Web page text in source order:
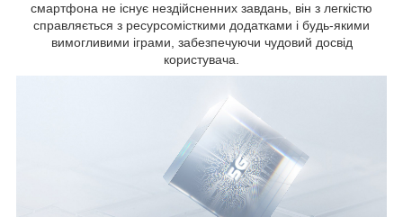
смартфона не існує нездійсненних завдань, він з легкістю
справляється з ресурсомісткими додатками і будь-якими
вимогливими іграми, забезпечуючи чудовий досвід
користувача.